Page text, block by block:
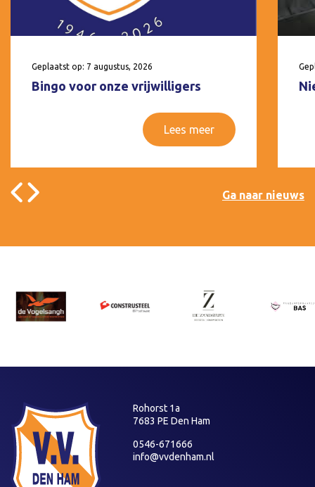
Geplaatst op: 7 augustus, 2026
Bingo voor onze vrijwilligers
Lees meer
Ga naar nieuws
Rohorst 1a
7683 PE Den Ham
0546-671666
info@vvdenham.nl